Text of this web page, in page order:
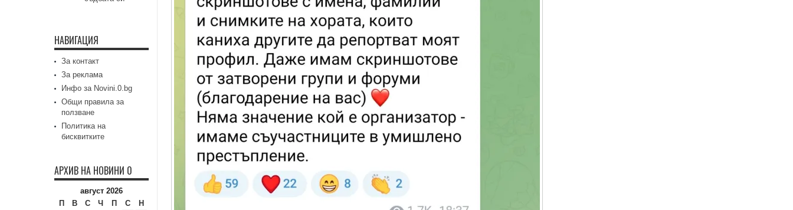
НАВИГАЦИЯ
За контакт
За реклама
Инфо за Novini.0.bg
Общи правила за
ползване
Политика на
бисквитките
АРХИВ НА НОВИНИ 0
август 2026
П
В С Ч П С
Н